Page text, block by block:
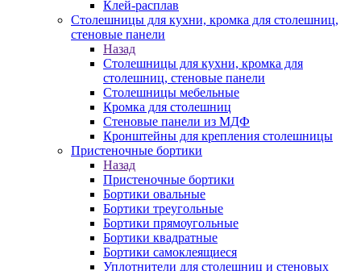
Клей-расплав
Столешницы для кухни, кромка для столешниц,
стеновые панели
Назад
Столешницы для кухни, кромка для
столешниц, стеновые панели
Столешницы мебельные
Кромка для столешниц
Стеновые панели из МДФ
Кронштейны для крепления столешницы
Пристеночные бортики
Назад
Пристеночные бортики
Бортики овальные
Бортики треугольные
Бортики прямоугольные
Бортики квадратные
Бортики самоклеящиеся
Уплотнители для столешниц и стеновых